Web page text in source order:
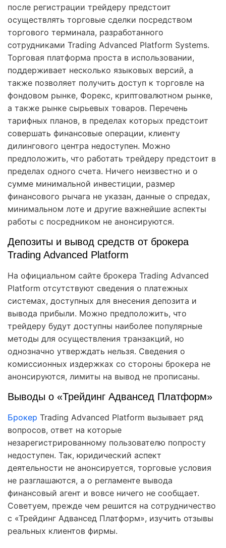
после регистрации трейдеру предстоит
осуществлять торговые сделки посредством
торгового терминала, разработанного
сотрудниками Trading Advanced Platform Systems.
Торговая платформа проста в использовании,
поддерживает несколько языковых версий, а
также позволяет получить доступ к торговле на
фондовом рынке, Форекс, криптовалютном рынке,
а также рынке сырьевых товаров. Перечень
тарифных планов, в пределах которых предстоит
совершать финансовые операции, клиенту
дилингового центра недоступен. Можно
предположить, что работать трейдеру предстоит в
пределах одного счета. Ничего неизвестно и о
сумме минимальной инвестиции, размер
финансового рычага не указан, данные о спредах,
минимальном лоте и другие важнейшие аспекты
работы с посредником не анонсируются.
Депозиты и вывод средств от брокера
Trading Advanced Platform
На официальном сайте брокера Trading Advanced
Platform отсутствуют сведения о платежных
системах, доступных для внесения депозита и
вывода прибыли. Можно предположить, что
трейдеру будут доступны наиболее популярные
методы для осуществления транзакций, но
однозначно утверждать нельзя. Сведения о
комиссионных издержках со стороны брокера не
анонсируются, лимиты на вывод не прописаны.
Выводы о «Трейдинг Адвансед Платформ»
Брокер Trading Advanced Platform вызывает ряд
вопросов, ответ на которые
незарегистрированному пользователю попросту
недоступен. Так, юридический аспект
деятельности не анонсируется, торговые условия
не разглашаются, а о регламенте вывода
финансовый агент и вовсе ничего не сообщает.
Советуем, прежде чем решится на сотрудничество
с «Трейдинг Адвансед Платформ», изучить отзывы
реальных клиентов фирмы.